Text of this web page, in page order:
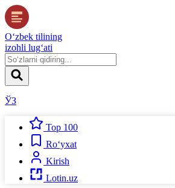
O‘zbek tilining
izohli lug‘ati
ЎЗ
Top 100
Ro‘yxat
Kirish
Lotin.uz